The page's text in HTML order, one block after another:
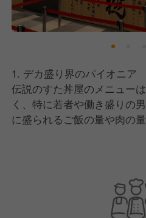
1. デカ盛り界のパイオニア
伝説のすた丼屋のメニュー
く、特に若者や働き盛りの
に盛られるご飯の量や肉の
にくが使われており、パン
す。このにんにくの風味が